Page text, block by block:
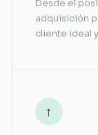
Desde el
adquisición
cliente ideal
↑